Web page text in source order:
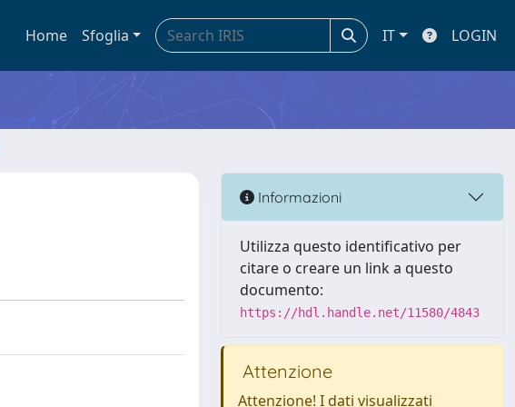
Home Sfoglia IT LOGIN
Informazioni
Utilizza questo identificativo per
citare o creare un link a questo
documento:
https://hdl.handle.net/11580/4843
Attenzione
Attenzione! I dati visualizzati